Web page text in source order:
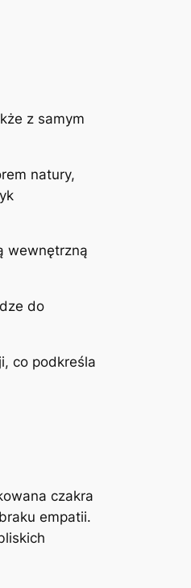
z samym
natury,
wewnętrzną
do
co podkreśla
czakra
empatii.